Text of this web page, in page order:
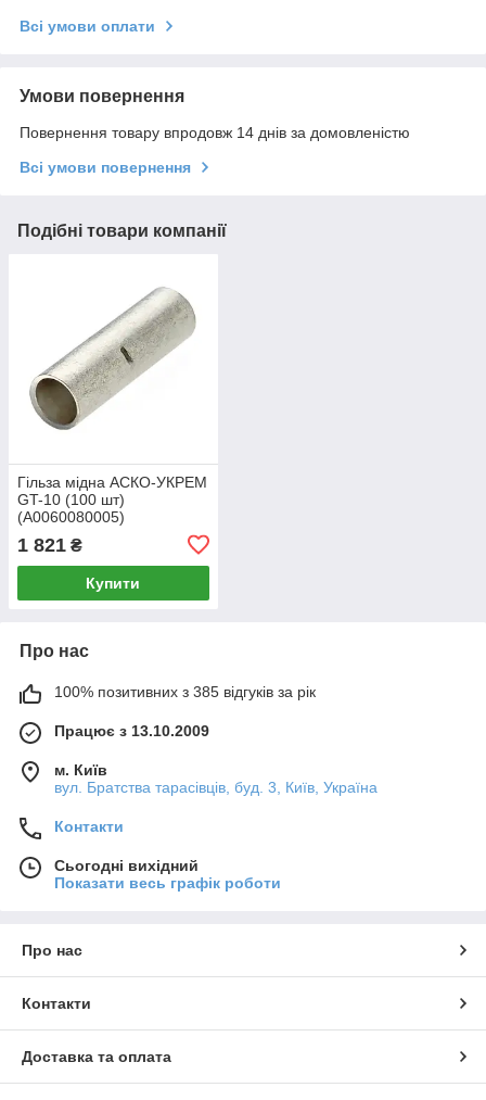
Всі умови оплати
Умови повернення
Повернення товару впродовж 14 днів за домовленістю
Всі умови повернення
Подібні товари компанії
Гільза мідна АСКО-УКРЕМ
GT-10 (100 шт)
(A0060080005)
1 821 ₴
Купити
Про нас
100% позитивних з 385 відгуків за рік
Працює з 13.10.2009
м. Київ
вул. Братства тарасівців, буд. 3, Київ, Україна
Контакти
Сьогодні вихідний
Показати весь графік роботи
Про нас
Контакти
Доставка та оплата